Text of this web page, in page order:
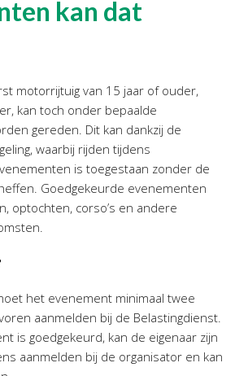
advies
kan dat
motorrijtuig van 15 jaar of ouder,
kan toch onder bepaalde
gereden. Dit kan dankzij de
waarbij rijden tijdens
is toegestaan zonder de
Goedgekeurde evenementen
optochten, corso’s en andere
het evenement minimaal twee
aanmelden bij de Belastingdienst.
is goedgekeurd, kan de eigenaar zijn
aanmelden bij de organisator en kan